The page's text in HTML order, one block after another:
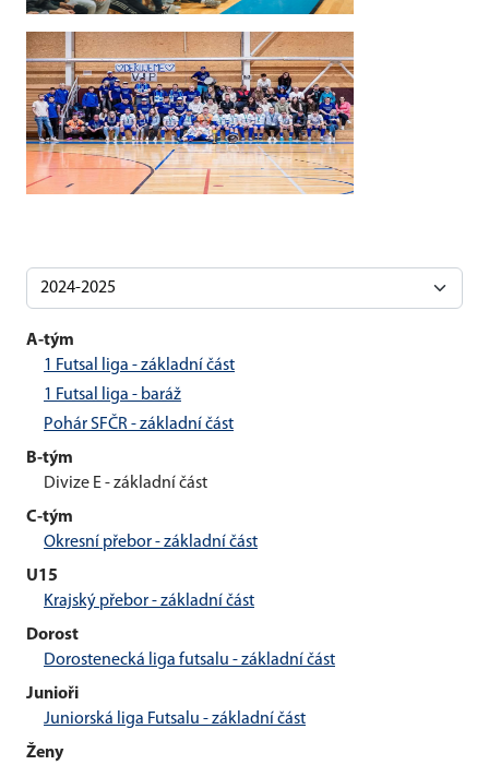
A-tým
1 Futsal liga - základní část
1 Futsal liga - baráž
Pohár SFČR - základní část
B-tým
Divize E - základní část
C-tým
Okresní přebor - základní část
U15
Krajský přebor - základní část
Dorost
Dorostenecká liga futsalu - základní část
Junioři
Juniorská liga Futsalu - základní část
Ženy